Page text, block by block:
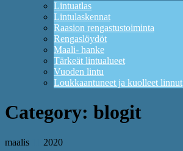
Lintuatlas
Lintulaskennat
Raasion rengastustoiminta
Rengaslöydöt
Maali- hanke
Tärkeät lintualueet
Vuoden lintu
Loukkaantuneet ja kuolleet linnut
Category: blogit
maalis 2020